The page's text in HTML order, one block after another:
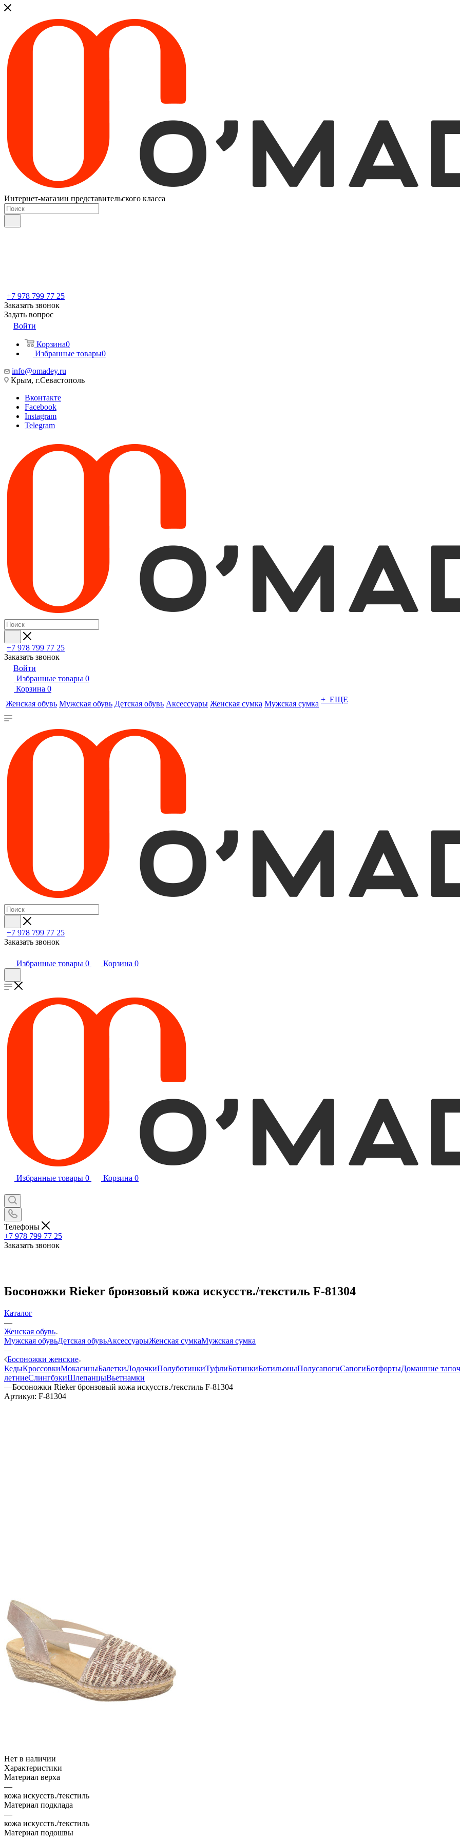
Интернет-магазин представительского класса
+7 978 799 77 25
Заказать звонок
Задать вопрос
Войти
Корзина0
Избранные товары0
info@omadey.ru
Крым, г.Севастополь
Вконтакте
Facebook
Instagram
Telegram
+7 978 799 77 25
Заказать звонок
Войти
Избранные товары 0
Корзина 0
Женская обувь Мужская обувь Детская обувь Аксессуары Женская сумка Мужская сумка + ЕЩЕ
+7 978 799 77 25
Заказать звонок
Избранные товары 0 Корзина 0
Избранные товары 0 Корзина 0
Телефоны
+7 978 799 77 25
Заказать звонок
Босоножки Rieker бронзовый кожа искусств./текстиль F-81304
Каталог
—
Женская обувь
Мужская обувьДетская обувьАксессуарыЖенская сумкаМужская сумка
—
Босоножки женские
КедыКроссовкиМокасиныБалеткиЛодочкиПолуботинкиТуфлиБотинкиБотильоныПолусапогиСапогиБотфортыДомашние
летниеСлингбэкиШлепанцыВьетнамки
—Босоножки Rieker бронзовый кожа искусств./текстиль F-81304
Артикул: F-81304
Нет в наличии
Характеристики
Материал верха
—
кожа искусств./текстиль
Материал подклада
—
кожа искусств./текстиль
Материал подошвы